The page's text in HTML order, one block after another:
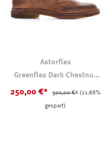
Astorflex
Greenflex Dark Chestnut
250,00 €* 320,00 €* (21.88%
gespart)